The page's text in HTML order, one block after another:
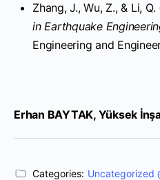
Zhang, J., Wu, Z., & Li, Q.
in Earthquake
Engineering and
Erhan BAYTAK, Yüksek
Categories: Uncategorized